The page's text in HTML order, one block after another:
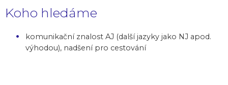
Koho hledáme
komunikační znalost AJ (další jazyky jako NJ apod.
výhodou), nadšení pro cestování